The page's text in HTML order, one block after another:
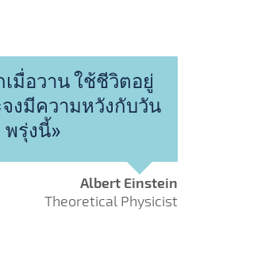
เมื่อวาน ใช้ชีวิตอยู่
งมีความหวังกับวัน
พรุ่งนี้»
Albert Einstein
Theoretical Physicist